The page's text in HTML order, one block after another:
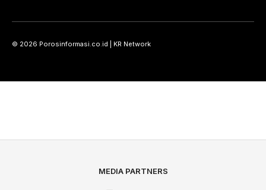
© 2026 Porosinformasi.co.id | KR Network
MEDIA PARTNERS